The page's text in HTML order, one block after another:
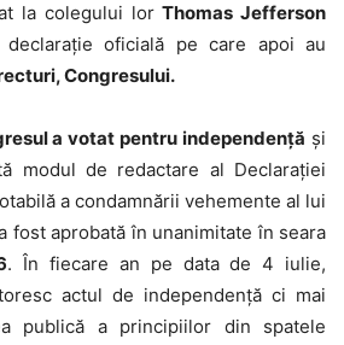
la colegului lorThomas Jefferson
oficială pe care apoi au
Congresului.
a votat pentru independență și
modul de redactare al Declarației
a condamnării vehemente al lui
fost aprobată în unanimitate în seara
. În fiecare an pe data de 4 iulie,
actul de independență ci mai
publică a principiilor din spatele